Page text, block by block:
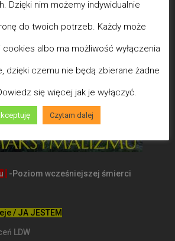
-Poziom wcześniejszej śmierci
/ JA JESTEM
LDW
Dzięki nim możemy indywidualnie
do twoich potrzeb. Każdy może
albo ma możliwość wyłączenia
dzięki czemu nie będą zbierane żadne
się więcej jak je wyłączyć.
Czytam dalej